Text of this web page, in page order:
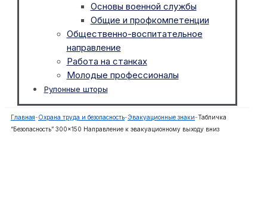
Основы военной службы
Общие и профкомпетенции
Общественно-воспитательное
направление
Работа на станках
Молодые профессионалы
Рулонные шторы
Главная-Охрана труда и безопасность-Эвакуационные знаки-Табличка
“Безопасность” 300×150 Направление к эвакуационному выходу вниз